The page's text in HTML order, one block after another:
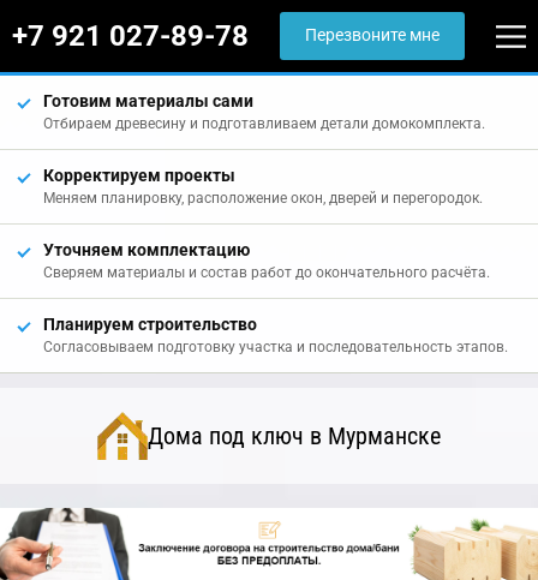
+7 921 027-89-78 Перезвоните мне
Готовим материалы сами
Отбираем древесину и подготавливаем детали домокомплекта.
Корректируем проекты
Меняем планировку, расположение окон, дверей и перегородок.
Уточняем комплектацию
Сверяем материалы и состав работ до окончательного расчёта.
Планируем строительство
Согласовываем подготовку участка и последовательность этапов.
Дома под ключ в Мурманске